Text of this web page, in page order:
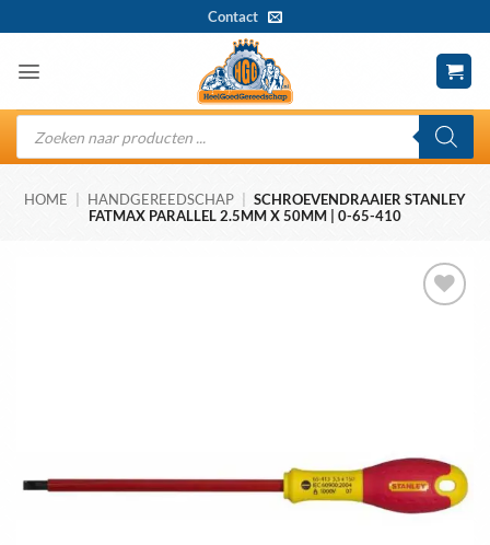
naar
inhoud
Contact
Producten
zoeken
HOME HANDGEREEDSCHAP
SCHROEVENDRAAIER STANLEY
FATMAX PARALLEL 2.5MM X 50MM | 0-65-410